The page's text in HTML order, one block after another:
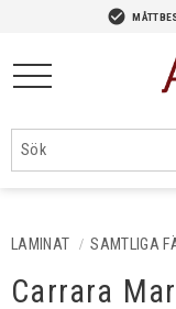
check_circle
LAMINAT SAMTLIGA
Carrara